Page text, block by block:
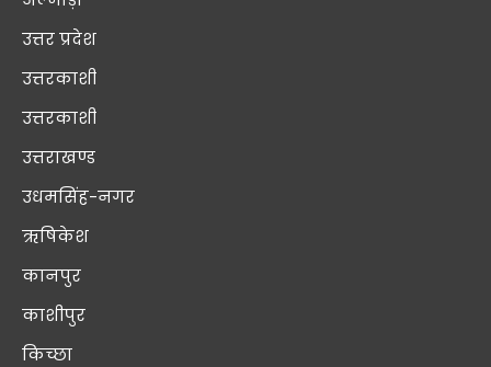
उत्तर प्रदेश
उत्तरकाशी
उत्तरकाशी
उत्तराखण्ड
उधमसिंह-नगर
ऋषिकेश
कानपुर
काशीपुर
किच्छा